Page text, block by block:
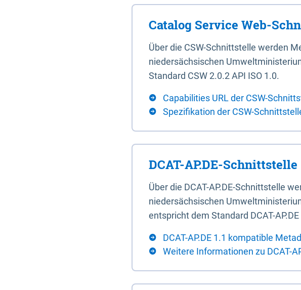
Catalog Service Web-
Über die CSW-Schnittstelle werden
niedersächsischen
Standard CSW 2.0.2 API ISO 1.0.
Capabilities URL der CSW-
Spezifikation der CSW-
DCAT-AP.DE-Schnittstelle
Über die DCAT-AP.DE-Schnittstelle
niedersächsischen
entspricht dem Standard DCAT-
DCAT-AP.DE 1.1 kompatible
Weitere Informationen zu DCAT-